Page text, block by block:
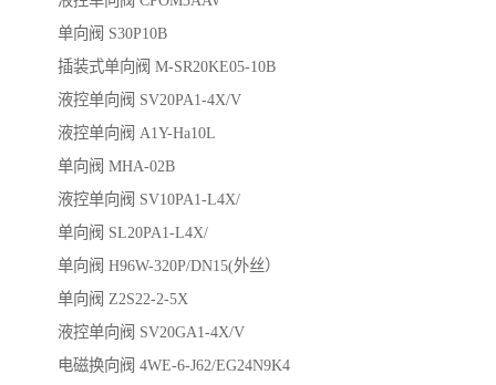
单向阀 S30P10B
插装式单向阀 M-SR20KE05-10B
液控单向阀 SV20PA1-4X/V
液控单向阀 A1Y-Ha10L
单向阀 MHA-02B
液控单向阀 SV10PA1-L4X/
单向阀 SL20PA1-L4X/
单向阀 H96W-320P/DN15(外丝）
单向阀 Z2S22-2-5X
液控单向阀 SV20GA1-4X/V
电磁换向阀 4WE-6-J62/EG24N9K4